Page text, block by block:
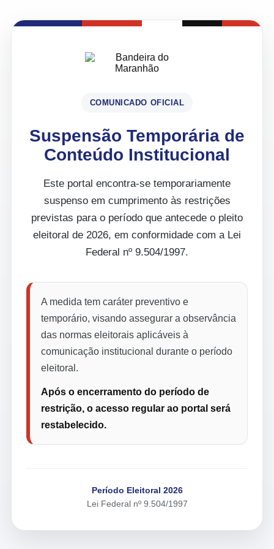
COMUNICADO OFICIAL
Suspensão Temporária de
Conteúdo Institucional
Este portal encontra-se temporariamente
suspenso em cumprimento às restrições
previstas para o período que antecede o pleito
eleitoral de 2026, em conformidade com a Lei
Federal nº 9.504/1997.
A medida tem caráter preventivo e
temporário, visando assegurar a observância
das normas eleitorais aplicáveis à
comunicação institucional durante o período
eleitoral.
Após o encerramento do período de
restrição, o acesso regular ao portal será
restabelecido.
Período Eleitoral 2026
Lei Federal nº 9.504/1997